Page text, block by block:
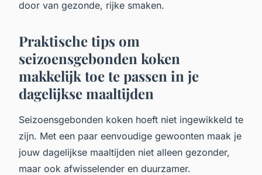
door van gezonde, rijke smaken.
Praktische tips om
seizoensgebonden koken
makkelijk toe te passen in je
dagelijkse maaltijden
Seizoensgebonden koken hoeft niet ingewikkeld te
zijn. Met een paar eenvoudige gewoonten maak je
jouw dagelijkse maaltijden niet alleen gezonder,
maar ook afwisselender en duurzamer.